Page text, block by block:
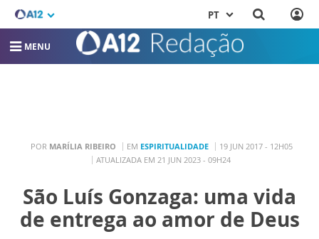
PT
MENU
POR MARÍLIA RIBEIRO EM ESPIRITUALIDADE
19 JUN 2017 - 12H05
ATUALIZADA EM 21 JUN 2023 - 09H24
São Luís Gonzaga: uma vida
de entrega ao amor de Deus